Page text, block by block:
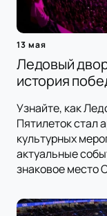
13 мая
Ледовый
история
Узнайте, как
Пятилеток стал
культурных
актуальные
знаковое место